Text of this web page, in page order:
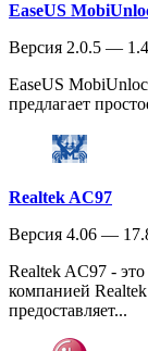
EaseUS
Версия 2.0.5 —
EaseUS
предлагает
Realtek AC97
Версия 4.06 —
Realtek AC97 -
компанией
предоставляет...